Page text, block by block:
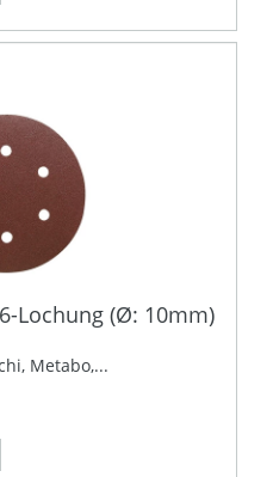
Lochung (Ø: 10mm)
Metabo,...